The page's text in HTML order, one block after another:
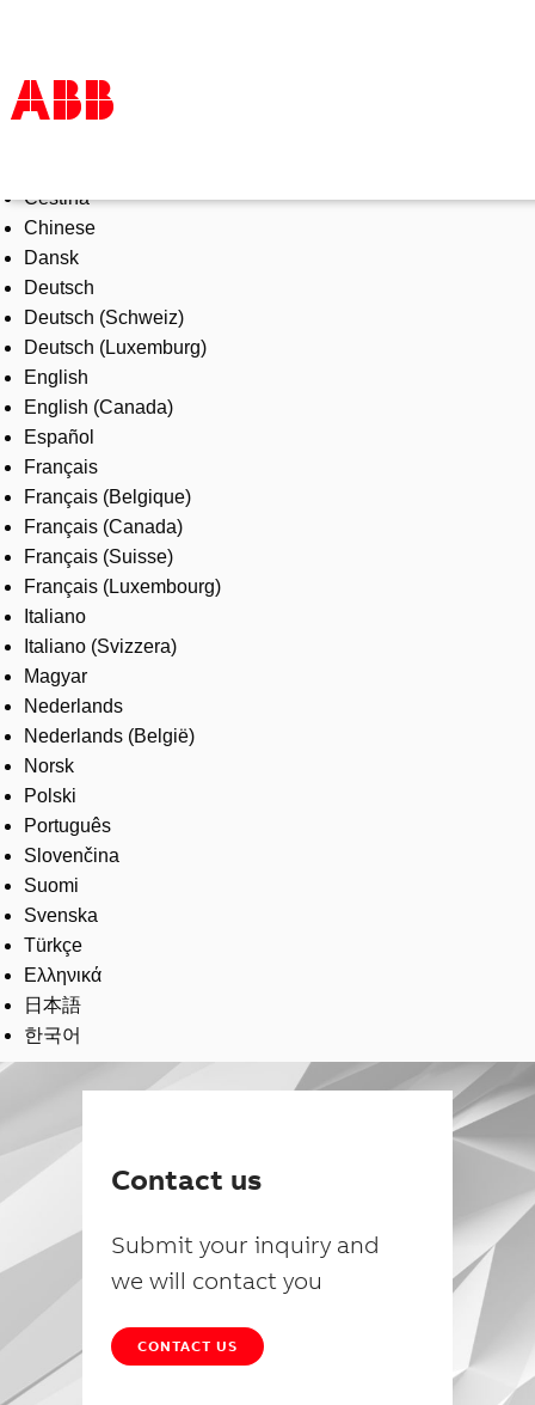
Products & Solutions
Industries
Services
About us
Where to buy
Contact us
Careers
Čeština
Chinese
Dansk
Deutsch
Deutsch (Schweiz)
Deutsch (Luxemburg)
English
English (Canada)
Español
Français
Français (Belgique)
Français (Canada)
Français (Suisse)
Français (Luxembourg)
Italiano
Italiano (Svizzera)
Magyar
Nederlands
Nederlands (België)
Norsk
Polski
Português
Slovenčina
Suomi
Svenska
Türkçe
Ελληνικά
日本語
한국어
Contact us
Submit your inquiry and
we will contact you
CONTACT US